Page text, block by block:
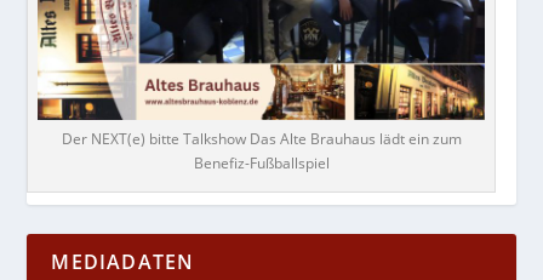
Der NEXT(e) bitte Talkshow Das Alte Brauhaus lädt ein zum
Benefiz-Fußballspiel
MEDIADATEN